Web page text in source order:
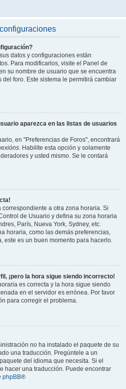
datos y configuraciones están
Para modificarlos, visite el Panel de
su nombre de usuario que se encuentra
foro. Este sistema le permitirá cambiar
aparezca en las listas de usuarios
en "Preferencias de Foros", encontrará
. Habilite esta opción y solamente
y usted mismo. Se le contará
a otra zona horaria. Si
de Usuario y defina su zona horaria
París, Nueva York, Sydney, etc.
horaria, como las demás preferencias,
este es un buen momento para hacerlo.
¡pero la hora sigue siendo incorrecto!
es correcta y la hora sigue siendo
en el servidor es errónea. Por favor
para corregir el problema.
no ha instalado el paquete de su
una traducción. Pregúntele a un
del idioma que necesita. Si el
hacer una traducción. Puede encontrar
phpBB®